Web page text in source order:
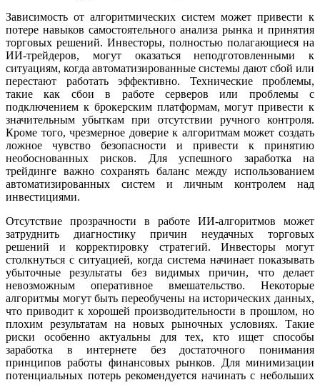
Зависимость от алгоритмических систем может привести к
потере навыков самостоятельного анализа рынка и принятия
торговых решений. Инвесторы, полностью полагающиеся на
ИИ-трейдеров, могут оказаться неподготовленными к
ситуациям, когда автоматизированные системы дают сбой или
перестают работать эффективно. Технические проблемы,
такие как сбои в работе серверов или проблемы с
подключением к брокерским платформам, могут привести к
значительным убыткам при отсутствии ручного контроля.
Кроме того, чрезмерное доверие к алгоритмам может создать
ложное чувство безопасности и привести к принятию
необоснованных рисков. Для успешного заработка на
трейдинге важно сохранять баланс между использованием
автоматизированных систем и личным контролем над
инвестициями.
Отсутствие прозрачности в работе ИИ-алгоритмов может
затруднить диагностику причин неудачных торговых
решений и корректировку стратегий. Инвесторы могут
столкнуться с ситуацией, когда система начинает показывать
убыточные результаты без видимых причин, что делает
невозможным оперативное вмешательство. Некоторые
алгоритмы могут быть переобучены на исторических данных,
что приводит к хорошей производительности в прошлом, но
плохим результатам на новых рыночных условиях. Такие
риски особенно актуальны для тех, кто ищет способы
заработка в интернете без достаточного понимания
принципов работы финансовых рынков. Для минимизации
потенциальных потерь рекомендуется начинать с небольших